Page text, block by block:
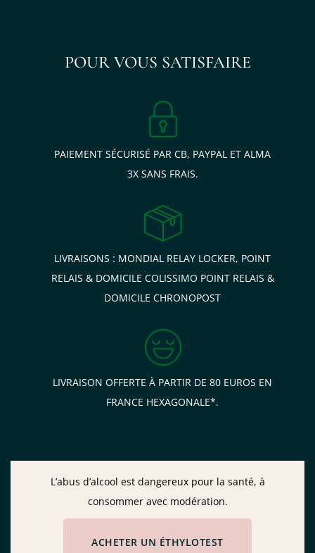
POUR VOUS SATISFAIRE
PAIEMENT SÉCURISÉ PAR CB, PAYPAL ET ALMA
3X SANS FRAIS.
LIVRAISONS : MONDIAL RELAY LOCKER, POINT
RELAIS & DOMICILE COLISSIMO POINT RELAIS &
DOMICILE CHRONOPOST
LIVRAISON OFFERTE À PARTIR DE 80 EUROS EN
FRANCE HEXAGONALE*.
L’abus d’alcool est dangereux pour la santé, à
consommer avec modération.
ACHETER UN ÉTHYLOTEST